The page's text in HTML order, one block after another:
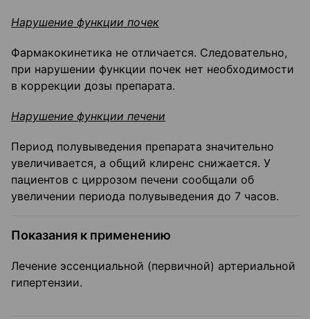
Нарушение функции почек
Фармакокинетика не отличается. Следовательно,
при нарушении функции почек нет необходимости
в коррекции дозы препарата.
Нарушение функции печени
Период полувыведения препарата значительно
увеличивается, а общий клиренс снижается. У
пациентов с циррозом печени сообщали об
увеличении периода полувыведения до 7 часов.
Показания к применению
Лечение эссенциальной (первичной) артериальной
гипертензии.